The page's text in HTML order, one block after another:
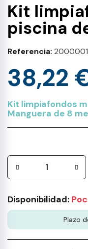
Kit
piscina
Referencia
38,22
Kit limpiafondos
Manguera de 8
Disponibilidad:
Plazo